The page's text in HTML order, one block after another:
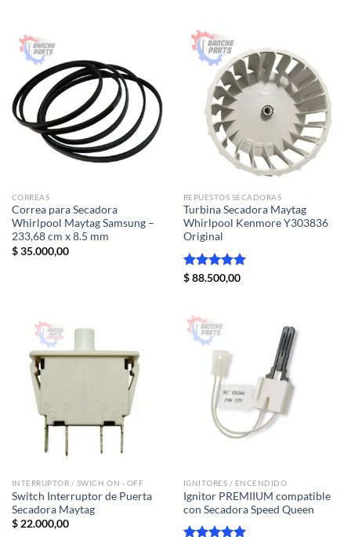
CORREAS
Correa para Secadora
Whirlpool Maytag Samsung –
233,68 cm x 8.5 mm
$35.000,00
REPUESTOS SECADORAS
Turbina Secadora Maytag
Whirlpool Kenmore Y303836
Original
Valorado
$88.500,00
INTERRUPTOR / SWICH ON - OFF
Switch Interruptor de Puerta
Secadora Maytag
$22.000,00
IGNITORES / ENCENDIDO
Ignitor PREMIIUM compatible
con Secadora Speed Queen